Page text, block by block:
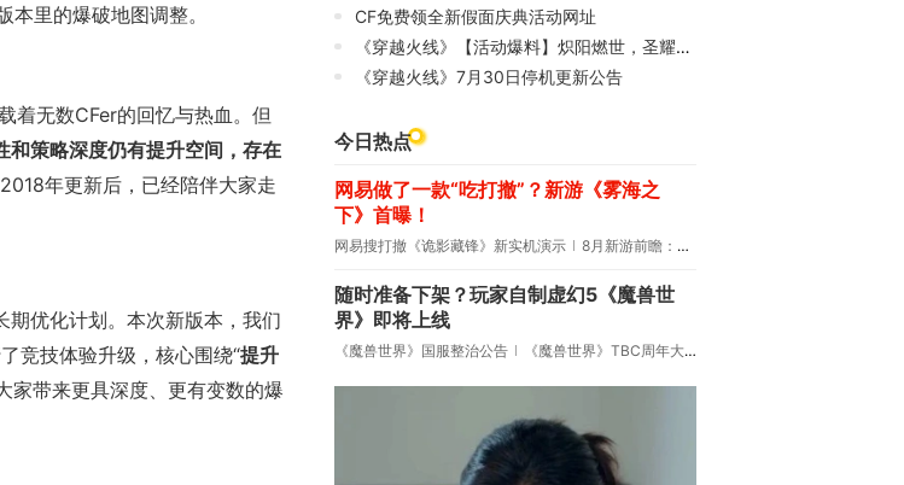
里的爆破地图调整。
着无数CFer的回忆与热血。但
和策略深度仍有提升空间，存在
年更新后，已经陪伴大家走
优化计划。本次新版本，我们
竞技体验升级，核心围绕“提升
家带来更具深度、更有变数的爆
CF免费领全新假面庆典活动网址
《穿越火线》【活动爆料】炽阳燃世，圣耀永恒！全新无序列号版传说圣耀、传说炽阳联袂登场！
《穿越火线》7月30日停机更新公告
今日热点
网易做了一款“吃打撤”？新游《雾海之
下》首曝！
网易搜打撤《诡影藏锋》新实机演示 8月新游前瞻：《诡秘之主》领衔
随时准备下架？玩家自制虚幻5《魔兽世
界》即将上线
《魔兽世界》国服整治公告 《魔兽世界》TBC周年大更：双经典团本回归！